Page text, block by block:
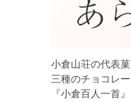
小倉山荘の代表
三種のチョコレ
『小倉百人一首